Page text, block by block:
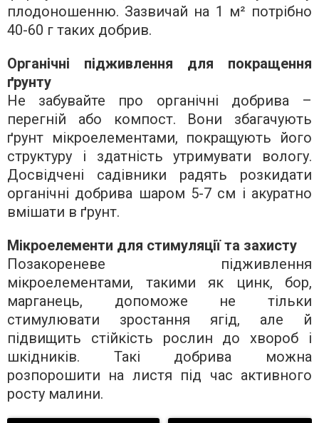
плодоношенню. Зазвичай на 1 м² потрібно
40-60 г таких добрив.
Органічні підживлення для покращення
ґрунту
Не забувайте про органічні добрива –
перегній або компост. Вони збагачують
ґрунт мікроелементами, покращують його
структуру і здатність утримувати вологу.
Досвідчені садівники радять розкидати
органічні добрива шаром 5-7 см і акуратно
вмішати в ґрунт.
Мікроелементи для стимуляції та захисту
Позакореневе підживлення
мікроелементами, такими як цинк, бор,
марганець, допоможе не тільки
стимулювати зростання ягід, але й
підвищить стійкість рослин до хвороб і
шкідників. Такі добрива можна
розпорошити на листя під час активного
росту малини.